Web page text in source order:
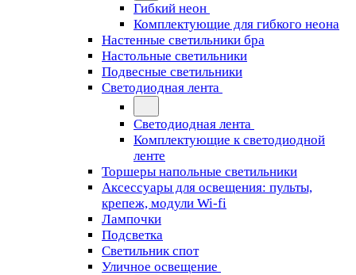
Гибкий неон
Комплектующие для гибкого неона
Настенные светильники бра
Настольные светильники
Подвесные светильники
Светодиодная лента
Светодиодная лента
Комплектующие к светодиодной
ленте
Торшеры напольные светильники
Аксессуары для освещения: пульты,
крепеж, модули Wi-fi
Лампочки
Подсветка
Светильник спот
Уличное освещение